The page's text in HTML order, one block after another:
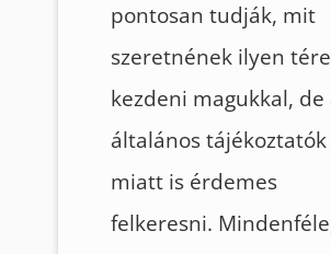
pontosan tudják, mit
szeretnének ilyen
kezdeni magukkal, de
általános tájékoztatók
miatt is érdemes
felkeresni.